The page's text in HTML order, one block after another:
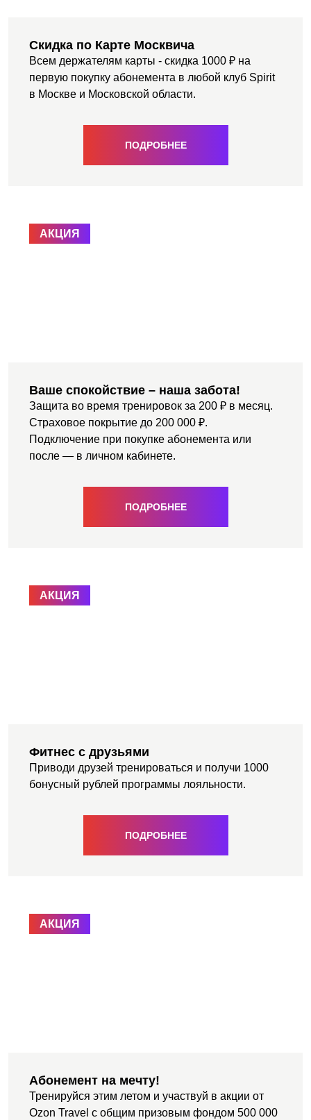
НОВОСТИ
Скидка по Карте Москвича
Всем держателям карты - скидка 1000 ₽ на
первую покупку абонемента в любой клуб Spirit
в Москве и Московской области.
ПОДРОБНЕЕ
АКЦИЯ
Ваше спокойствие – наша забота!
Защита во время тренировок за 200 ₽ в месяц.
Страховое покрытие до 200 000 ₽.
Подключение при покупке абонемента или
после — в личном кабинете.
ПОДРОБНЕЕ
АКЦИЯ
Фитнес с друзьями
Приводи друзей тренироваться и получи 1000
бонусный рублей программы лояльности.
ПОДРОБНЕЕ
АКЦИЯ
Абонемент на мечту!
Тренируйся этим летом и участвуй в акции от
Ozon Travel с общим призовым фондом 500 000